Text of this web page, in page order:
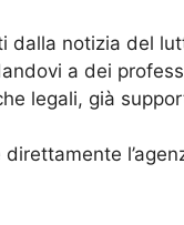
dalla notizia del
a dei
legali, già